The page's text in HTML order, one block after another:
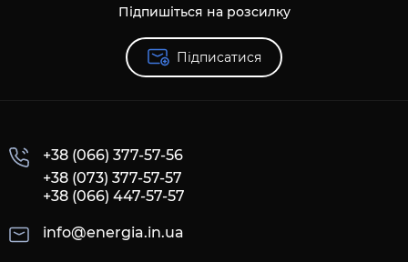
Підпишіться на розсилку
Підписатися
+38 (066) 377-57-56
+38 (073) 377-57-57
+38 (066) 447-57-57
info@energia.in.ua